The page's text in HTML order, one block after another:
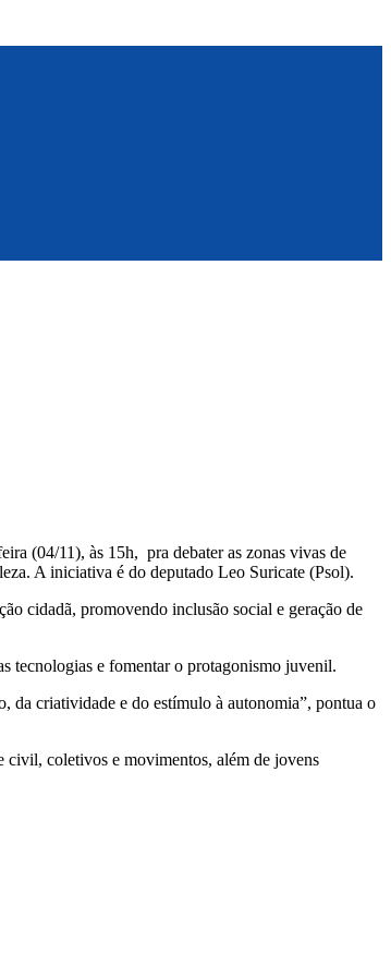
(04/11), às 15h, pra debater as zonas vivas de
A iniciativa é do deputado Leo Suricate (Psol).
cidadã, promovendo inclusão social e geração de
tecnologias e fomentar o protagonismo juvenil.
da criatividade e do estímulo à autonomia”, pontua o
civil, coletivos e movimentos, além de jovens